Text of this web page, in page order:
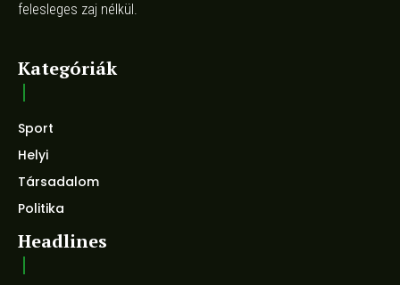
felesleges zaj nélkül.
Kategóriák
Sport
Helyi
Társadalom
Politika
Headlines